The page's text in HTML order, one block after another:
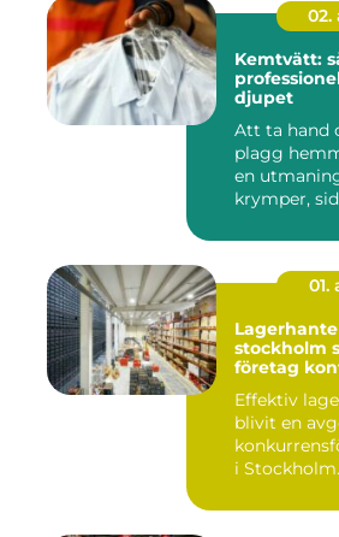
02.
Kemtvätt:
djupet
Att ta hand
plagg
en
krymper,
01.
stockholm så skapar
företag
Effektiv
blivit en
i